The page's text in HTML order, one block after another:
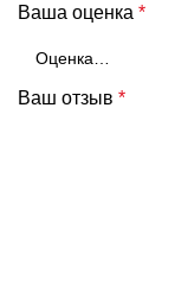
Ваша оценка *
Ваш отзыв *